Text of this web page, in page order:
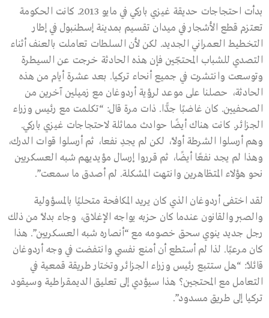
بدأت احتجاجات حديقة غيزي باركي في مايو 2013. كانت الحكومة
تعتزم قطع الأشجار في ميدان تقسيم بمدينة إسطنبول في إطار
التخطيط العمراني الجديد. لكن لأن السلطات تعاملت بالعنف أثناء
التصدي للشباب المحتجّين فإن هذه الحادثة خرجت عن السيطرة
وتوسعت وانتشرت في جميع أنحاء تركيا. بعد عشرة أيام من هذه
الحادثة، حصلنا على موعد لرؤية أردوغان مع زميلين آخرين من
الصحفيين. كان غاضبًا جدًّا. ذات مرة قال: “تكلمت مع رئيس وزراء
الجزائر. كانت هناك أيضًا حوادث مماثلة لاحتجاجات غيزي باركي.
وهم أرسلوا الشرطة أولاً، لكن لم يجدِ نفعا، ثم أرسلوا قوات الدرك،
وهذا لم يجد نفعًا أيضًا، ثم قرروا إرسال مؤيديهم شبه العسكريين
نحو هؤلاء المتظاهرين وانتهت المشكلة. لم أصدق ما سمعت”.
لقد اختفى أردوغان الذي كان يريد المكافحة متحليًا بالمسؤولية
والصبر والقانون عندما كان حزبه يواجه الإغلاق، وجاء بدلاً من ذلك
رجل جديد ينوي سحق خصومه مع “أنصاره شبه العسكريين”. هذا
كان مرعبًا. لذا لم أستطع أن أمنع نفسي وانتفضت في وجه أردوغان
قائلاً: “هل ستتبع رئيس وزراء الجزائر وتختار طريقة قمعية في
التعامل مع المحتجين؟ هذا سيؤدي إلى تعليق الديمقراطية وسيقود
تركيا إلى طريق مسدود”.